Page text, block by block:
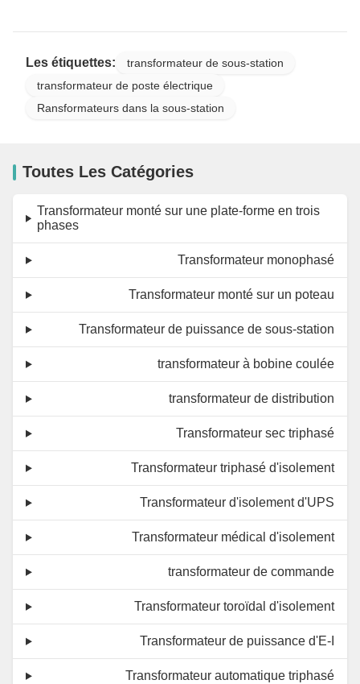
Les étiquettes:
transformateur de sous-station
transformateur de poste électrique
Ransformateurs dans la sous-station
Toutes Les Catégories
Transformateur monté sur une plate-forme en trois
phases
Transformateur monophasé
Transformateur monté sur un poteau
Transformateur de puissance de sous-station
transformateur à bobine coulée
transformateur de distribution
Transformateur sec triphasé
Transformateur triphasé d'isolement
Transformateur d'isolement d'UPS
Transformateur médical d'isolement
transformateur de commande
Transformateur toroïdal d'isolement
Transformateur de puissance d'E-I
Transformateur automatique triphasé